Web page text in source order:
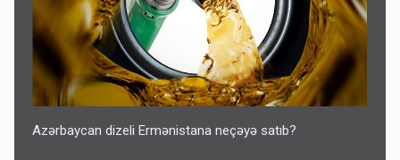
Azərbaycan dizeli Ermənistana neçəyə satıb?